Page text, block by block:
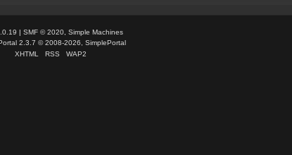
| SMF © 2020, Simple Machines
2.3.7 © 2008-2026, SimplePortal
XHTML
RSS WAP2